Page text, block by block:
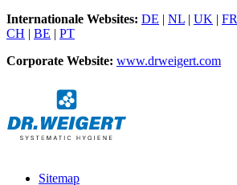
Internationale Websites: DE | NL | UK | FR
CH | BE | PT
Corporate Website: www.drweigert.com
Sitemap